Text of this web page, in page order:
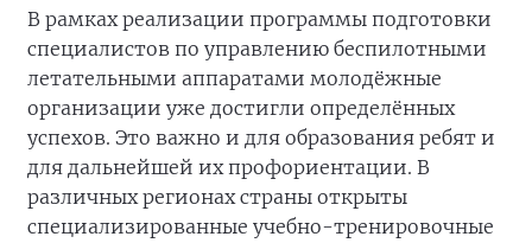
В рамках реализации программы подготовки
специалистов по управлению беспилотными
летательными аппаратами молодёжные
организации уже достигли определённых
успехов. Это важно и для образования ребят и
для дальнейшей их профориентации. В
различных регионах страны открыты
специализированные учебно-тренировочные